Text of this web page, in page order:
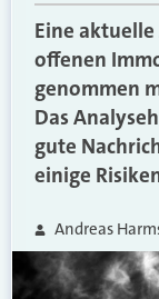
Eine
offenen
genommen
Das
gute
einige
Andreas